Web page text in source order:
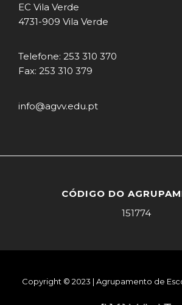
EC Vila Verde
4731-909 Vila Verde
Telefone: 253 310 370
Fax: 253 310 379
info@agvv.edu.pt
CÓDIGO DO
151774
Copyright © 2023 | Agrupamento de